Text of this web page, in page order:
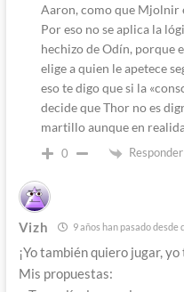
Aaron, como que Mjolnir
Por eso no se aplica la
hechizo de Odín, porque
elige a quien le apetece
eso te digo que si la
decide que Thor no es
martillo aunque en
0 Responder
Vizh 9 años han pasado desde
¡Yo también quiero jugar,
Mis propuestas: